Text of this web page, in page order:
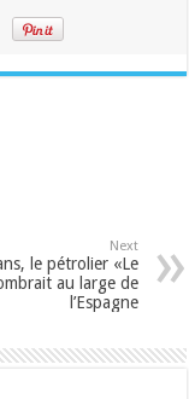
Next
le pétrolier «Le
au large de
l’Espagne